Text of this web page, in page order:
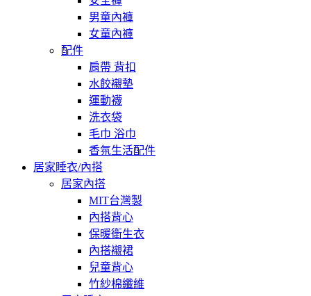
男童內褲
女童內褲
配件
肩帶 背扣
水餃襯墊
運動襪
洗衣袋
毛巾 浴巾
香氛生活配件
居家睡衣/內搭
居家內搭
MIT台灣製
內搭背心
保暖衛生衣
內搭襯裙
兒童背心
竹紗棉纖維